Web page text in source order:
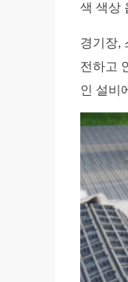
색 색상
경기장,
전하고
인 설비